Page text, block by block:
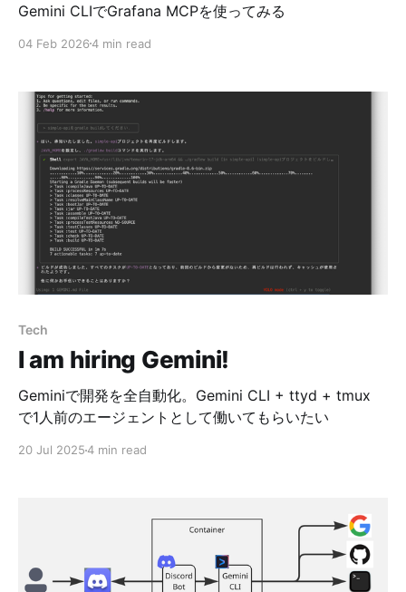
Gemini CLIでGrafana MCPを使ってみる
04 Feb 20264 min read
Tech
I am hiring Gemini!
Geminiで開発を全自動化。Gemini CLI + ttyd + tmux
で1人前のエージェントとして働いてもらいたい
20 Jul 20254 min read